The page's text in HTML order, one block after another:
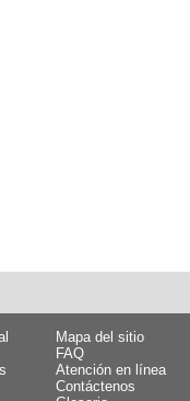
Mapa del sitio
FAQ
Atención en línea
Contáctenos